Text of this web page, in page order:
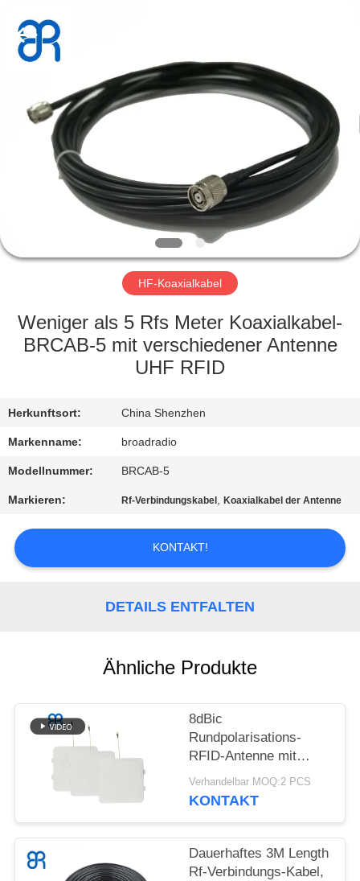
PRODUKTE
VIDEOS
VR
SHOW
ÜBER
UNS
AUSFLUG
QUALITÄTSKONTROLLE
SIE
MIT
VERBINDUNG
NACHRICHTEN
ALLE
FÄLLE
FORDERN
SIE
Technology
Co.,LTD..
Rights
HF-Koaxialkabel
Weniger als 5 Rfs Meter Koaxialkabel-
BRCAB-5 mit verschiedener Antenne
UHF RFID
Herkunftsort: China Shenzhen
Markenname: broadradio
Modellnummer: BRCAB-5
Markieren: Rf-Verbindungskabel ,Koaxialkabel der Antenne
KONTAKT!
DETAILS ENTFALTEN
Ähnliche Produkte
8dBic
Rundpolarisations-
RFID-Antenne mit
hohem RFID-Gewinn
UHF-Antenne für POS-
Verhandelbar MOQ:2 PCS
KONTAKT
Dauerhaftes 3M Length
Rf-Verbindungs-Kabel,